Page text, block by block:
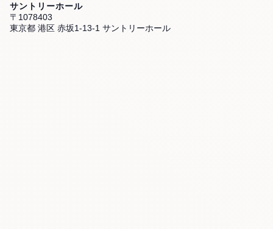
サントリーホール
〒1078403
東京都 港区 赤坂1-13-1 サントリーホール